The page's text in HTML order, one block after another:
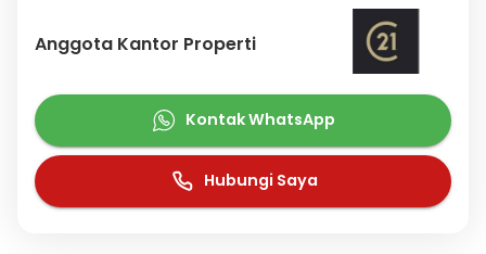
Anggota Kantor Properti
Kontak WhatsApp
Hubungi Saya